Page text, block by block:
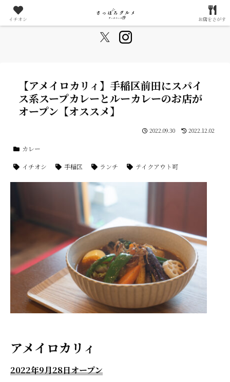
札幌が好きすぎる20代夫婦によるグルメ情報まとめサイト
【アメイロカリィ】手稲区前田にスパイ
ス系スープカレーとルーカレーのお店が
オープン【オススメ】
2022.09.30 2022.12.02
カレー
イチオシ 手稲区 ランチ テイクアウト可
アメイロカリィ
2022年9月28日オープン
イチオシ お店をさがす